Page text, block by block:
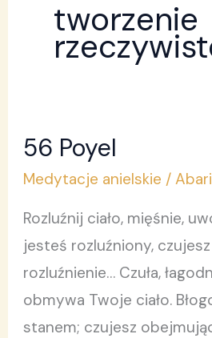
tworzenie
56 Poyel
Medytacje anielskie /
Rozluźnij ciało, mięśnie,
jesteś rozluźniony, czujesz
rozluźnienie… Czuła,
obmywa Twoje ciało.
stanem; czujesz
56
Poyel